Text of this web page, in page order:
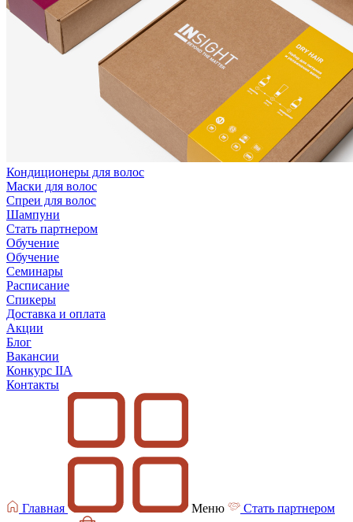
Кондиционеры для волос
Маски для волос
Спреи для волос
Шампуни
Стать партнером
Обучение
Обучение
Семинары
Расписание
Спикеры
Доставка и оплата
Акции
Блог
Вакансии
Конкурс IIA
Контакты
Главная Меню
Стать партнером